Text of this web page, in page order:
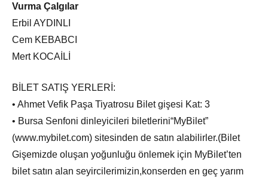
Vurma Çalgılar
Erbil AYDINLI
Cem KEBABCI
Mert KOCAİLİ
BİLET SATIŞ YERLERİ:
• Ahmet Vefik Paşa Tiyatrosu Bilet gişesi Kat: 3
• Bursa Senfoni dinleyicileri biletlerini“MyBilet”
(www.mybilet.com) sitesinden de satın alabilirler.(Bilet
Gişemizde oluşan yoğunluğu önlemek için MyBilet’ten
bilet satın alan seyircilerimizin,konserden en geç yarım